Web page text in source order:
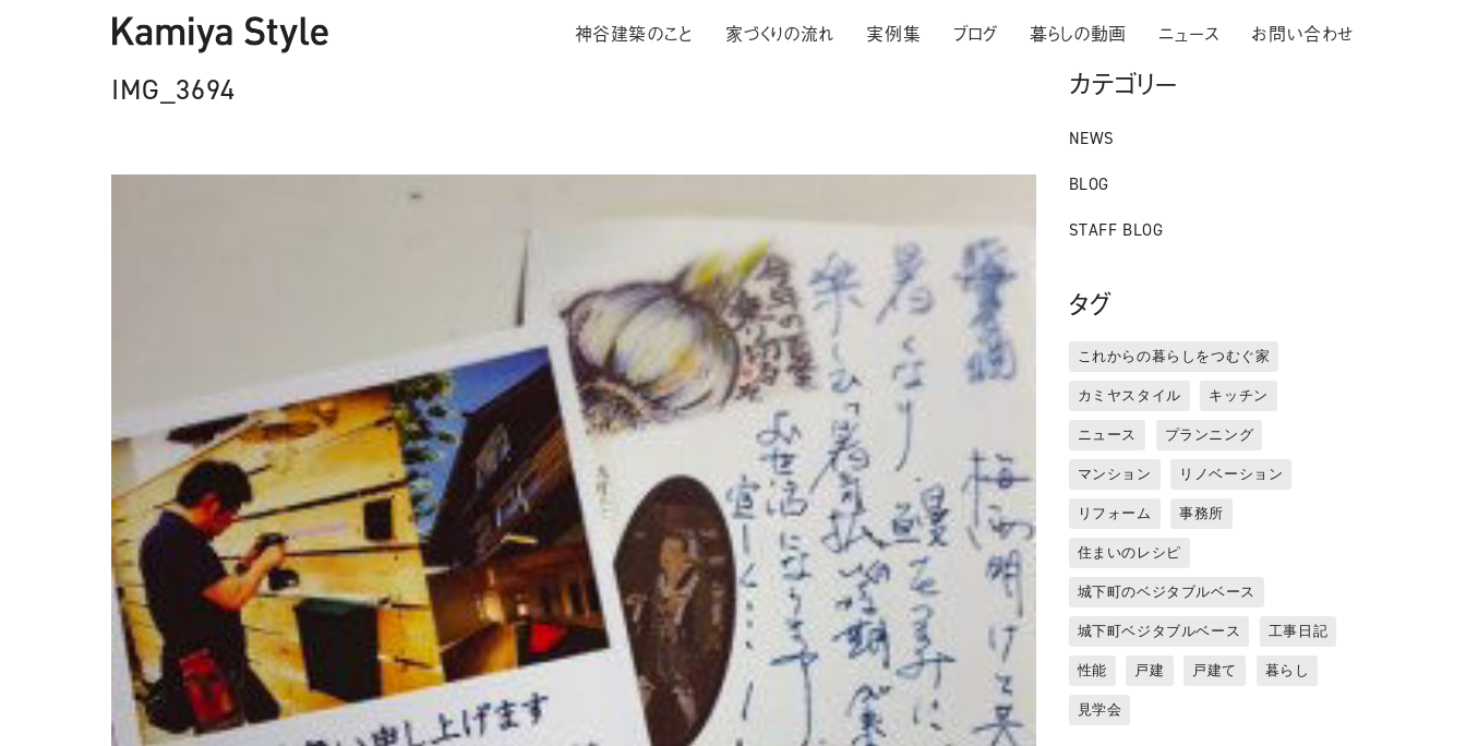
神谷建築のこと 家づくりの流れ 実例集 ブログ 暮らしの動画 ニュース お問い合わせ
IMG_3694 カテゴリー
NEWS
BLOG
STAFF BLOG
タグ
これからの暮らしをつむぐ家
カミヤスタイル キッチン
ニュース プランニング
マンション リノベーション
リフォーム 事務所
住まいのレシピ
城下町のベジタブルベース
城下町ベジタブルベース 工事日記
性能 戸建 戸建て 暮らし
見学会